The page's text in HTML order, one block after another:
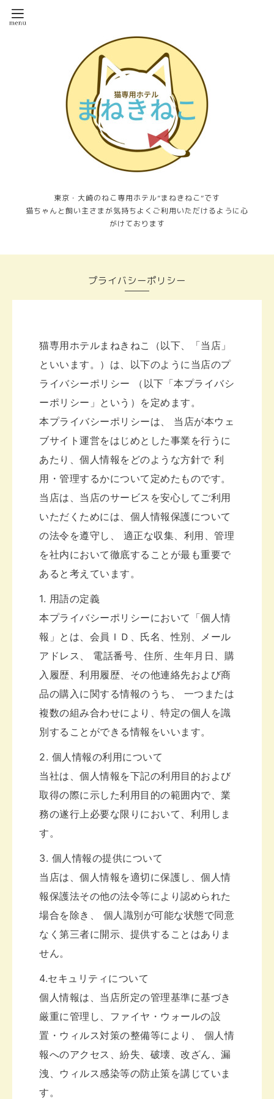
東京・大崎のねこ専用ホテル”まねきねこ”です
猫ちゃんと飼い主さまが気持ちよくご利用いただけるように心
がけております
プライバシーポリシー
猫専用ホテルまねきねこ（以下、「当店」
といいます。）は、以下のように当店のプ
ライバシーポリシー （以下「本プライバシ
ーポリシー」という）を定めます。
本プライバシーポリシーは、 当店が本ウェ
ブサイト運営をはじめとした事業を行うに
あたり、個人情報をどのような方針で 利
用・管理するかについて定めたものです。
当店は、当店のサービスを安心してご利用
いただくためには、個人情報保護について
の法令を遵守し、 適正な収集、利用、管理
を社内において徹底することが最も重要で
あると考えています。
1. 用語の定義
本プライバシーポリシーにおいて「個人情
報」とは、会員ＩＤ、氏名、性別、メール
アドレス、 電話番号、住所、生年月日、購
入履歴、利用履歴、その他連絡先および商
品の購入に関する情報のうち、 一つまたは
複数の組み合わせにより、特定の個人を識
別することができる情報をいいます。
2. 個人情報の利用について
当社は、個人情報を下記の利用目的および
取得の際に示した利用目的の範囲内で、業
務の遂行上必要な限りにおいて、利用しま
す。
3. 個人情報の提供について
当店は、個人情報を適切に保護し、個人情
報保護法その他の法令等により認められた
場合を除き、 個人識別が可能な状態で同意
なく第三者に開示、提供することはありま
せん。
4.セキュリティについて
個人情報は、当店所定の管理基準に基づき
厳重に管理し、ファイヤ・ウォールの設
置・ウィルス対策の整備等により、 個人情
報へのアクセス、紛失、破壊、改ざん、漏
洩、ウィルス感染等の防止策を講じていま
す。